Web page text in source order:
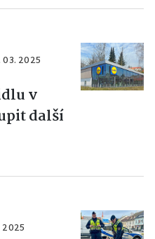
03. 2025
v
další